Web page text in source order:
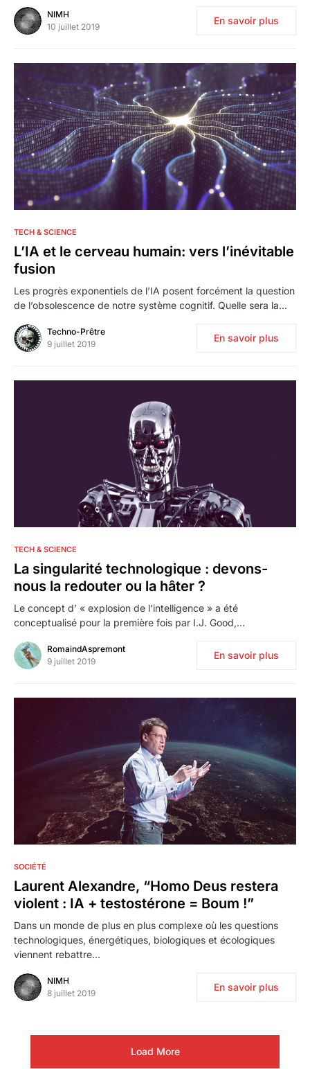
NIMH
10 juillet 2019
En savoir plus
TECH & SCIENCE
L’IA et le cerveau humain: vers l’inévitable
fusion
Les progrès exponentiels de l’IA posent forcément la question
de l’obsolescence de notre système cognitif. Quelle sera la…
Techno-Prêtre
9 juillet 2019
En savoir plus
TECH & SCIENCE
La singularité technologique : devons-
nous la redouter ou la hâter ?
Le concept d’ « explosion de l’intelligence » a été
conceptualisé pour la première fois par I.J. Good,…
RomaindAspremont
9 juillet 2019
En savoir plus
SOCIÉTÉ
Laurent Alexandre, “Homo Deus restera
violent : IA + testostérone = Boum !”
Dans un monde de plus en plus complexe où les questions
technologiques, énergétiques, biologiques et écologiques
viennent rebattre…
NIMH
8 juillet 2019
En savoir plus
Load More